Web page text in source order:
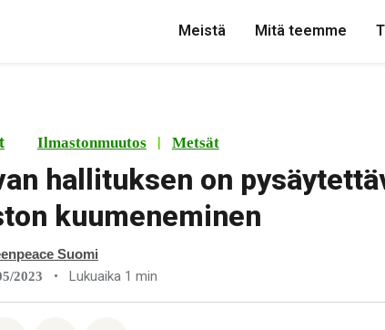
Meistä Mitä teemme
Ilmastonmuutos | Metsät
hallituksen on
kuumeneminen
Suomi
2023 • Lukuaika 1 min